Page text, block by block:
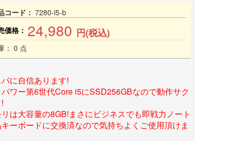
コード： 7280-i5-b
価格： 24,980 円(税込)
： 0 点
に自信あります!
ワー第6世代Core i5にSSD256GBなので動作サク
リは大容量の8GB!まさにビジネスでも即戦力ノート
ーボードに交換済なので気持ちよくご使用頂けま